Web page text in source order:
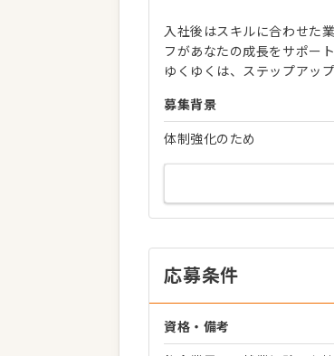
入社後はスキルに合わせた
フがあなたの成長をサポー
ゆくゆくは、ステップアッ
募集背景
体制強化のため
応募条件
資格・備考